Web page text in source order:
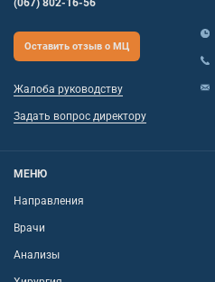
(067) 802-16-56
Оставить отзыв о МЦ
Жалоба руководству
Задать вопрос директору
МЕНЮ
Направления
Врачи
Анализы